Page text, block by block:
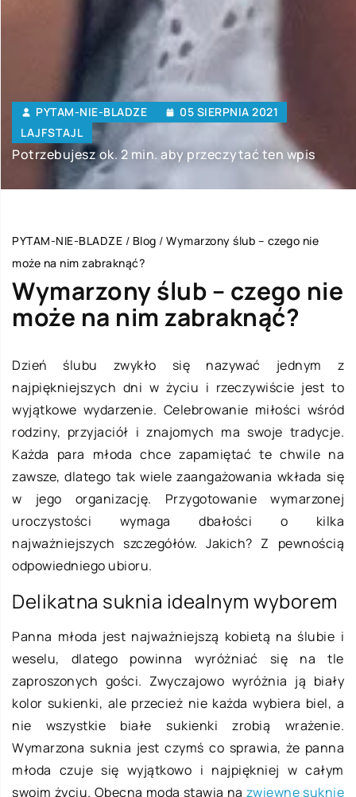
PYTAM-NIE-BLADZE
05 SIERPNIA 2021
LAJFSTAJL
Potrzebujesz ok. 2 min. aby przeczytać ten wpis
PYTAM-NIE-BLADZE / Blog / Wymarzony ślub – czego nie
może na nim zabraknąć?
Wymarzony ślub – czego nie
może na nim zabraknąć?
Dzień ślubu zwykło się nazywać jednym z
najpiękniejszych dni w życiu i rzeczywiście jest to
wyjątkowe wydarzenie. Celebrowanie miłości wśród
rodziny, przyjaciół i znajomych ma swoje tradycje.
Każda para młoda chce zapamiętać te chwile na
zawsze, dlatego tak wiele zaangażowania wkłada się
w jego organizację. Przygotowanie wymarzonej
uroczystości wymaga dbałości o kilka
najważniejszych szczegółów. Jakich? Z pewnością
odpowiedniego ubioru.
Delikatna suknia idealnym wyborem
Panna młoda jest najważniejszą kobietą na ślubie i
weselu, dlatego powinna wyróżniać się na tle
zaproszonych gości. Zwyczajowo wyróżnia ją biały
kolor sukienki, ale przecież nie każda wybiera biel, a
nie wszystkie białe sukienki zrobią wrażenie.
Wymarzona suknia jest czymś co sprawia, że panna
młoda czuje się wyjątkowo i najpiękniej w całym
swoim życiu. Obecna moda stawia na zwiewne suknie